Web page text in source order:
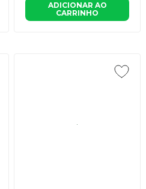
ADICIONAR AO
CARRINHO